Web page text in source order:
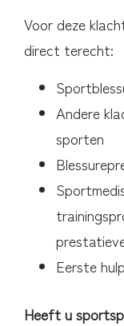
Voor deze
direct terecht:
Andere
sporten
Eerste
Heeft u